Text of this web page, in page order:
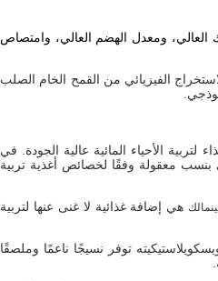
العالي، ومعدل الهضم العالي، وامتصاص
الفيزيائي من القمح الخام الصلب
الأحياء المائية عالية الجودة. في
بنسب معقولة وفقًا لخصائص أغذية تربية
مالك هي إضافة غذائية لا غنى عنها لتربية
توفر نسيجًا ناعمًا وملصقًا